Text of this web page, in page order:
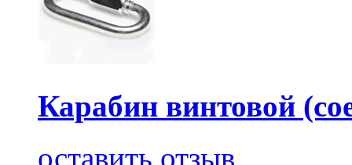
Карабин винтовой
оставить отзыв